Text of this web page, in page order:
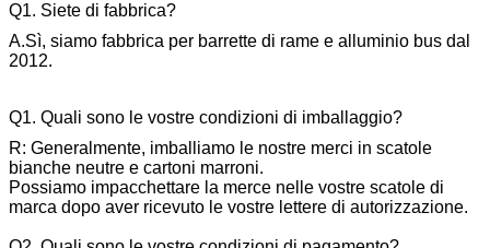
Q1. Siete di fabbrica?
A.Sì, siamo fabbrica per barrette di rame e alluminio bus dal
2012.
Q1. Quali sono le vostre condizioni di imballaggio?
R: Generalmente, imballiamo le nostre merci in scatole
bianche neutre e cartoni marroni.
Possiamo impacchettare la merce nelle vostre scatole di
marca dopo aver ricevuto le vostre lettere di autorizzazione.